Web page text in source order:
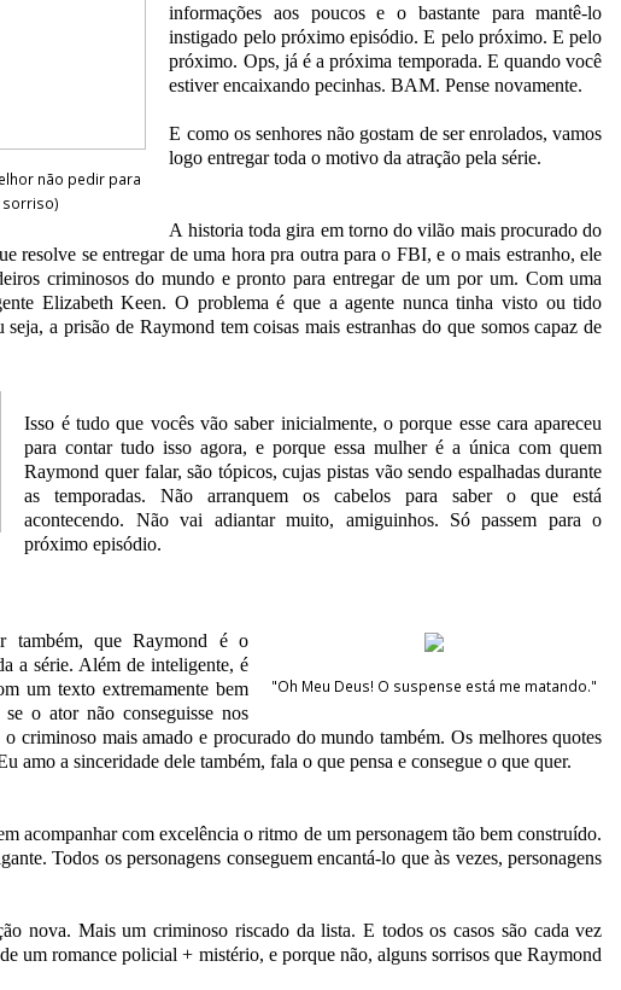
não pedir para
sorriso)
informações aos poucos e o bastante para mantê-lo
instigado pelo próximo episódio. E pelo próximo. E pelo
próximo. Ops, já é a próxima temporada. E quando você
estiver encaixando pecinhas. BAM. Pense novamente.
E como os senhores não gostam de ser enrolados, vamos
logo entregar toda o motivo da atração pela série.
A historia toda gira em torno do vilão mais procurado do
resolve se entregar de uma hora pra outra para o FBI, e o mais estranho, ele
criminosos do mundo e pronto para entregar de um por um. Com uma
Elizabeth Keen. O problema é que a agente nunca tinha visto ou tido
a prisão de Raymond tem coisas mais estranhas do que somos capaz de
Isso é tudo que vocês vão saber inicialmente, o porque esse cara apareceu
para contar tudo isso agora, e porque essa mulher é a única com quem
Raymond quer falar, são tópicos, cujas pistas vão sendo espalhadas durante
as temporadas. Não arranquem os cabelos para saber o que está
acontecendo. Não vai adiantar muito, amiguinhos. Só passem para o
próximo episódio.
"Oh Meu Deus! O suspense está me matando."
também, que Raymond é o
a série. Além de inteligente, é
um texto extremamente bem
o ator não conseguisse nos
criminoso mais amado e procurado do mundo também. Os melhores quotes
amo a sinceridade dele também, fala o que pensa e consegue o que quer.
acompanhar com excelência o ritmo de um personagem tão bem construído.
Todos os personagens conseguem encantá-lo que às vezes, personagens
nova. Mais um criminoso riscado da lista. E todos os casos são cada vez
um romance policial + mistério, e porque não, alguns sorrisos que Raymond